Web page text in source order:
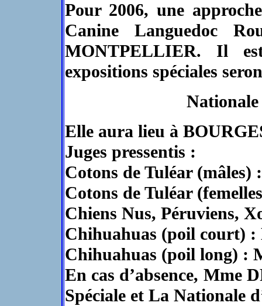
Pour 2006, une
Canine Languedoc
MONTPELLIER. Il
expositions spéciales
Nationale
Elle aura lieu à
Juges pressentis :
Cotons de Tuléar
Cotons de Tuléar
Chiens Nus, Péruviens,
Chihuahuas (poil court)
Chihuahuas (poil long) :
En cas d’absence, Mme
Spéciale et La Nationale